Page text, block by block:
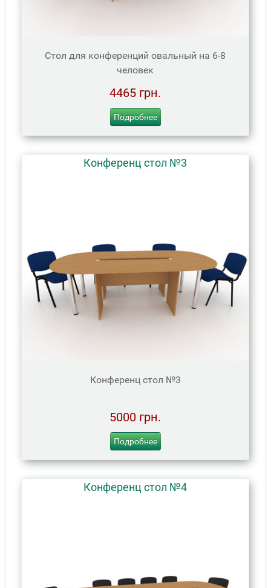
Стол для конференций овальный на 6-8
человек
4465 грн.
Подробнее
Конференц стол №3
Конференц стол №3
5000 грн.
Подробнее
Конференц стол №4